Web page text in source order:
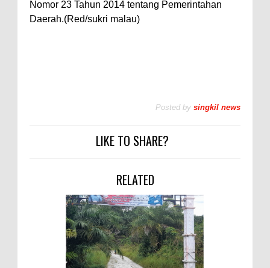
Nomor 23 Tahun 2014 tentang Pemerintahan
Daerah.(Red/sukri malau)
Posted by singkil news
LIKE TO SHARE?
RELATED